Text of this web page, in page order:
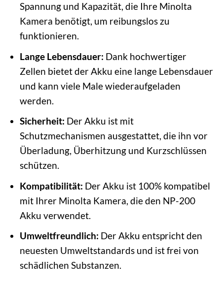
Spannung und Kapazität, die Ihre Minolta
Kamera benötigt, um reibungslos zu
funktionieren.
Lange Lebensdauer: Dank hochwertiger
Zellen bietet der Akku eine lange Lebensdauer
und kann viele Male wiederaufgeladen
werden.
Sicherheit: Der Akku ist mit
Schutzmechanismen ausgestattet, die ihn vor
Überladung, Überhitzung und Kurzschlüssen
schützen.
Kompatibilität: Der Akku ist 100% kompatibel
mit Ihrer Minolta Kamera, die den NP-200
Akku verwendet.
Umweltfreundlich: Der Akku entspricht den
neuesten Umweltstandards und ist frei von
schädlichen Substanzen.